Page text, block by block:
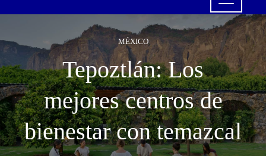
MÉXICO
Tepoztlán: Los
mejores centros de
bienestar con temazcal